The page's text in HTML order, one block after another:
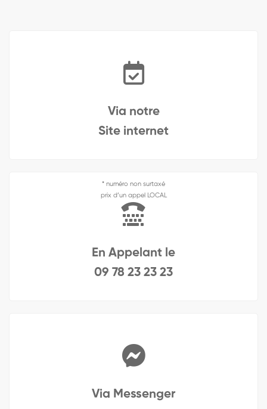
Via notre
Site internet
* numéro non surtaxé
prix d’un appel LOCAL
En Appelant le
09 78 23 23 23
Via Messenger